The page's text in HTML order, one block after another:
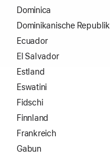
Dominica
Domini­kanische Republik
Ecuador
El Salvador
Estland
Eswatini
Fidschi
Finnland
Frankreich
Gabun